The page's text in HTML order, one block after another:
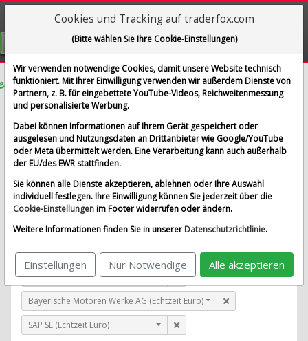
Visualizations
GRATIS REGISTRIEREN
BRC
im Vergleich mit Airbus SE, Allianz SE, Bayerische
Motoren Werke AG und 1 weitere Aktie
Alle Aktien entfernen
Standard-Vergleich
BRC (New York)
Airbus SE (Echtzeit Euro)
Allianz SE (Echtzeit Euro)
Bayerische Motoren Werke AG (Echtzeit Euro)
SAP SE (Echtzeit Euro)
Cookies und Tracking auf traderfox.com
(Bitte wählen Sie Ihre Cookie-Einstellungen)
Wir verwenden notwendige Cookies, damit unsere Website technisch
funktioniert. Mit Ihrer Einwilligung verwenden wir außerdem Dienste von
Partnern, z. B. für eingebettete YouTube-Videos, Reichweitenmessung
und personalisierte Werbung.
Dabei können Informationen auf Ihrem Gerät gespeichert oder
ausgelesen und Nutzungsdaten an Drittanbieter wie Google/YouTube
oder Meta übermittelt werden. Eine Verarbeitung kann auch außerhalb
der EU/des EWR stattfinden.
Sie können alle Dienste akzeptieren, ablehnen oder Ihre Auswahl
individuell festlegen. Ihre Einwilligung können Sie jederzeit über die
Cookie-Einstellungenim Footer widerrufen oder ändern.
Weitere Informationen finden Sie in unserer Datenschutzrichtlinie.
Einstellungen Nur Notwendige Alle akzeptieren